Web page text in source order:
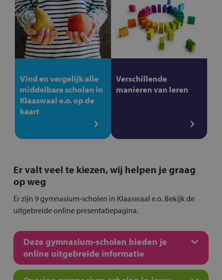
Vind en vergelijk alle
middelbare scholen in
Klaaswaal e.o. op de
kaart
Verschillende
manieren van leren
Er valt veel te kiezen, wij helpen je graag
op weg
Er zijn 9 gymnasium-scholen in Klaaswaal e.o. Bekijk de
uitgebreide online presentatiepagina.
Deze gymnasium-scholen bieden je
online uitgebreide informatie